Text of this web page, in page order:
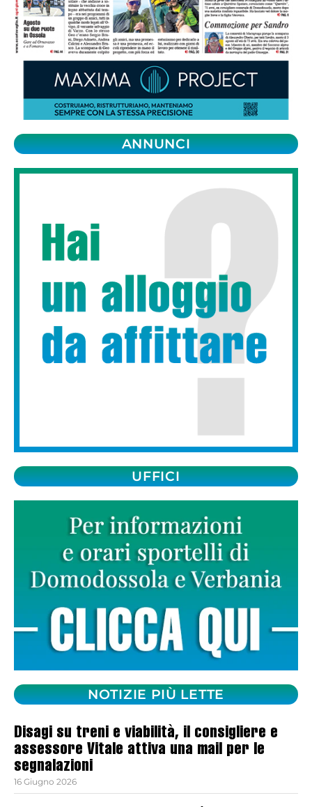
ANNUNCI
UFFICI
NOTIZIE PIÙ LETTE
Disagi su treni e viabilità, il consigliere e
assessore Vitale attiva una mail per le
segnalazioni
16 Giugno 2026